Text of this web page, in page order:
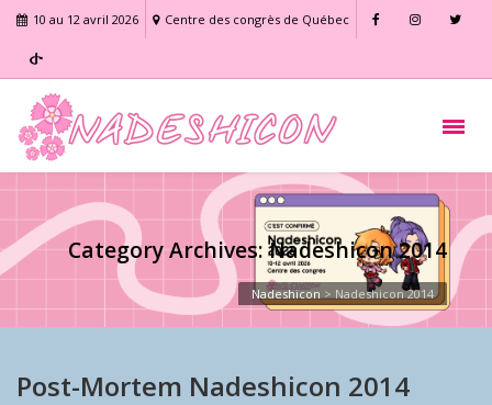
10 au 12 avril 2026 Centre des congrès de Québec
Category Archives: Nadeshicon 2014
Nadeshicon > Nadeshicon 2014
Post-Mortem Nadeshicon 2014